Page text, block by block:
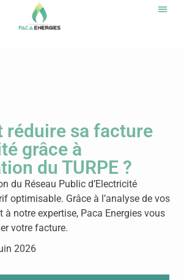
réduire sa facture
grâce à
du TURPE ?
du Réseau Public d’Electricité
optimisable. Grâce à l’analyse de vos
notre expertise, Paca Energies vous
votre facture.
2026